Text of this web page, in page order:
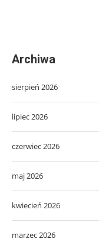
Archiwa
sierpień 2026
lipiec 2026
czerwiec 2026
maj 2026
kwiecień 2026
marzec 2026